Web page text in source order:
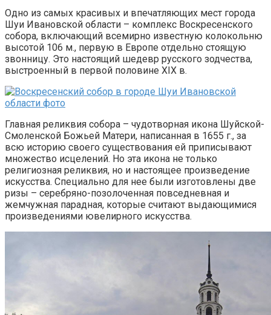
Одно из самых красивых и впечатляющих мест города
Шуи Ивановской области – комплекс Воскресенского
собора, включающий всемирно известную колокольню
высотой 106 м., первую в Европе отдельно стоящую
звонницу. Это настоящий шедевр русского зодчества,
выстроенный в первой половине XIX в.
Главная реликвия собора – чудотворная икона Шуйской-
Смоленской Божьей Матери, написанная в 1655 г., за
всю историю своего существования ей приписывают
множество исцелений. Но эта икона не только
религиозная реликвия, но и настоящее произведение
искусства. Специально для нее были изготовлены две
ризы – серебряно-позолоченная повседневная и
жемчужная парадная, которые считают выдающимися
произведениями ювелирного искусства.